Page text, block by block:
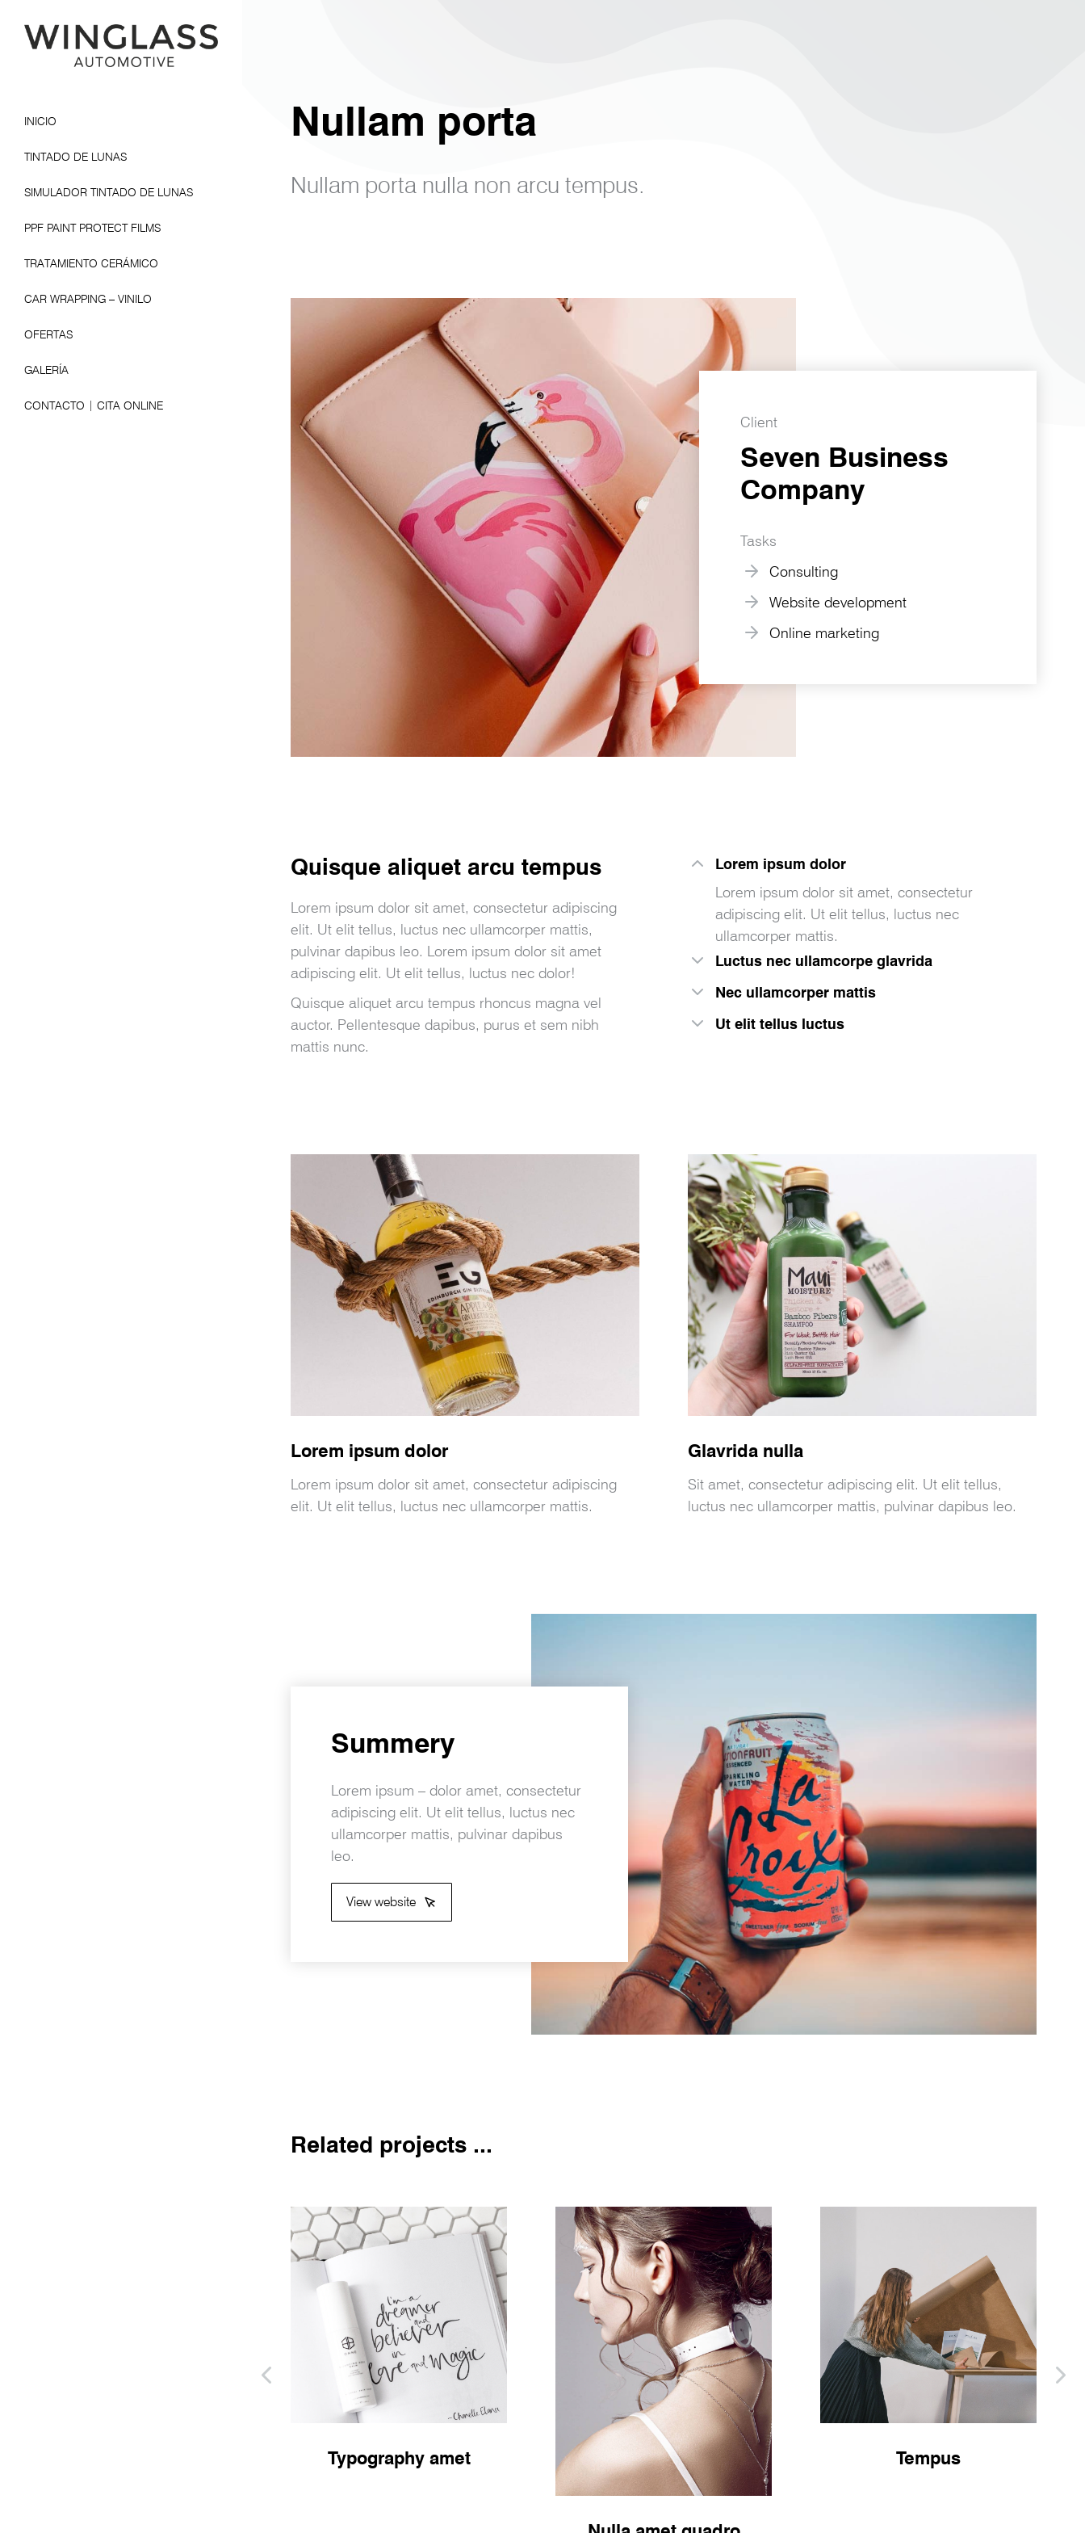
Nullam porta
Nullam porta nulla non arcu tempus.
Client
Seven Business
Company
Tasks
Consulting
Website development
Online marketing
Quisque aliquet arcu tempus
Lorem ipsum dolor sit amet, consectetur adipiscing
elit. Ut elit tellus, luctus nec ullamcorper mattis,
pulvinar dapibus leo. Lorem ipsum dolor sit amet
adipiscing elit. Ut elit tellus, luctus nec dolor!
Quisque aliquet arcu tempus rhoncus magna vel
auctor. Pellentesque dapibus, purus et sem nibh
mattis nunc.
Lorem ipsum dolor
Lorem ipsum dolor sit amet, consectetur
adipiscing elit. Ut elit tellus, luctus nec
ullamcorper mattis.
Luctus nec ullamcorpe glavrida
Nec ullamcorper mattis
Ut elit tellus luctus
Lorem ipsum dolor
Lorem ipsum dolor sit amet, consectetur adipiscing
elit. Ut elit tellus, luctus nec ullamcorper mattis.
Glavrida nulla
Sit amet, consectetur adipiscing elit. Ut elit tellus,
luctus nec ullamcorper mattis, pulvinar dapibus leo.
Summery
Lorem ipsum – dolor amet, consectetur
adipiscing elit. Ut elit tellus, luctus nec
ullamcorper mattis, pulvinar dapibus
leo.
View website
Related projects ...
Typography amet Tempus
INICIO
TINTADO DE LUNAS
SIMULADOR TINTADO DE LUNAS
PPF PAINT PROTECT FILMS
TRATAMIENTO CERÁMICO
CAR WRAPPING – VINILO
OFERTAS
GALERÍA
CONTACTO | CITA ONLINE